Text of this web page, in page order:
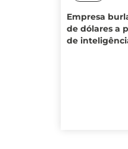
Empresa
de dólares a
de